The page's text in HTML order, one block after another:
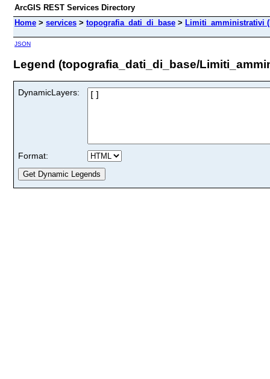
ArcGIS REST Services Directory
Home > services > topografia_dati_di_base > Limiti_amministrativi
JSON
Legend (topografia_dati_di_base/
DynamicLayers:
Format: